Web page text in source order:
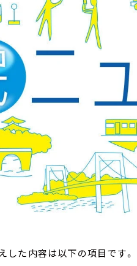
した内容は以下の項目です。